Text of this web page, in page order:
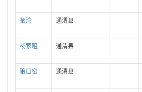
菊湾 通渭县
杨家咀 通渭县
狼口窑 通渭县